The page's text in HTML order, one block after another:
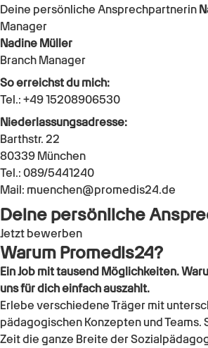
Deine persönliche Ansprechpartnerin
Manager
Nadine Müller
Branch Manager
So erreichst du mich:
Tel.: +49 15208906530
Niederlassungsadresse:
Barthstr. 22
80339 München
Tel.: 089/5441240
Mail: muenchen@promedis24.de
Deine persönliche
Jetzt bewerben
Warum Promedis24?
Ein Job mit tausend Möglichkeiten.
uns für dich einfach auszahlt.
Erlebe verschiedene Träger mit
pädagogischen Konzepten und Teams.
Zeit die ganze Breite der